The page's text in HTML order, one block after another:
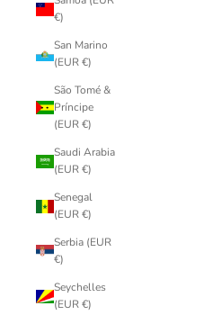
€)
San Marino
(EUR €)
São Tomé &
Príncipe
(EUR €)
Saudi Arabia
(EUR €)
Senegal
(EUR €)
Serbia (EUR
€)
Seychelles
(EUR €)